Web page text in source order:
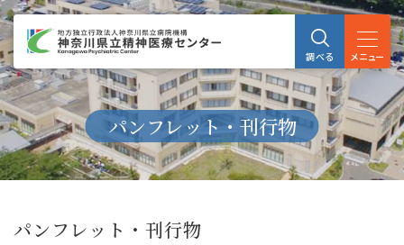
調べる メニュー
パンフレット・刊行物
パンフレット・刊行物